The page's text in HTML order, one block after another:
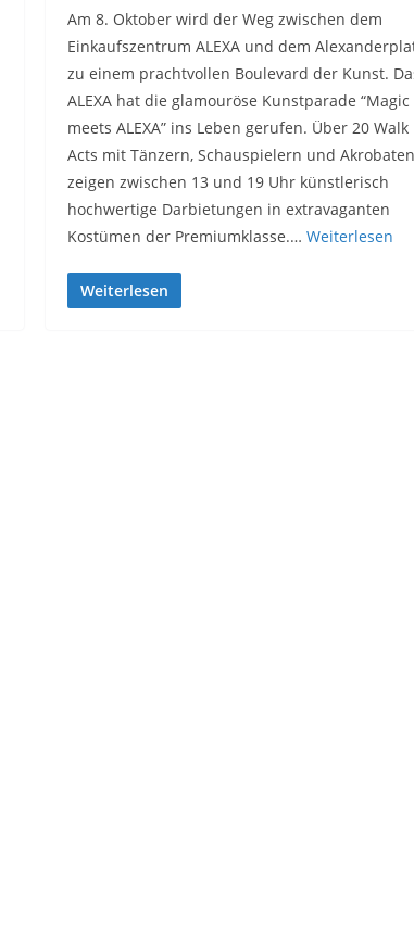
Am 8. Oktober wird der Weg zwischen dem
Einkaufszentrum ALEXA und dem
zu einem prachtvollen Boulevard der Kunst.
ALEXA hat die glamouröse Kunstparade “Magic
meets ALEXA” ins Leben gerufen. Über 20 Walk
Acts mit Tänzern, Schauspielern und Akrobaten
zeigen zwischen 13 und 19 Uhr künstlerisch
hochwertige Darbietungen in extravaganten
Kostümen der Premiumklasse.… Weiterlesen
Weiterlesen